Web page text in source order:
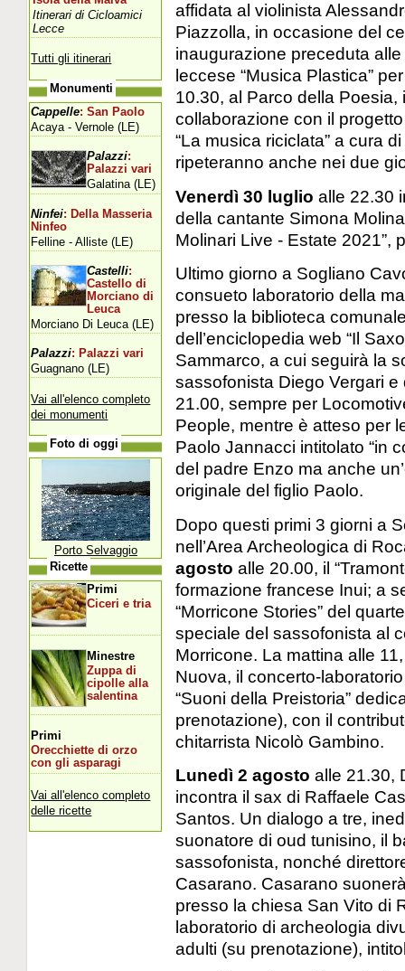
affidata al violinista
Piazzolla, in occasione del
inaugurazione preceduta
leccese “Musica Plastica”
10.30, al Parco della Poesia,
collaborazione con il
“La musica riciclata” a cura
ripeteranno anche nei due
Venerdì 30 luglio alle 22.30
della cantante Simona
Molinari Live - Estate 2021”,
Ultimo giorno a Sogliano
consueto laboratorio della
presso la biblioteca
dell’enciclopedia web “Il
Sammarco, a cui seguirà la
sassofonista Diego Vergari
21.00, sempre per
People, mentre è atteso per
Paolo Jannacci intitolato “in
del padre Enzo ma anche
originale del figlio Paolo.
Dopo questi primi 3 giorni a
nell’Area Archeologica di
agosto alle 20.00, il
formazione francese Inui; a
“Morricone Stories” del
speciale del sassofonista al
Morricone. La mattina alle
Nuova, il concerto-
“Suoni della Preistoria”
prenotazione), con il
chitarrista Nicolò Gambino.
Lunedì 2 agosto alle 21.30,
incontra il sax di Raffaele
Santos. Un dialogo a tre,
suonatore di oud tunisino, il
sassofonista, nonché
Casarano. Casarano
presso la chiesa San Vito di
laboratorio di archeologia
adulti (su prenotazione),
Itinerari di Cicloamici
Lecce
Tutti gli itinerari
Monumenti
Cappelle: San Paolo
Acaya - Vernole (LE)
Palazzi:
Palazzi vari
Galatina (LE)
Ninfei: Della Masseria
Ninfeo
Felline - Alliste (LE)
Castelli:
Castello di
Morciano di
Leuca
Morciano Di Leuca (LE)
Palazzi: Palazzi vari
Guagnano (LE)
Vai all'elenco completo
dei monumenti
Foto di oggi
Porto Selvaggio
Ricette
Primi
Ciceri e tria
Minestre
Zuppa di
cipolle alla
salentina
Primi
Orecchiette di orzo
con gli asparagi
Vai all'elenco completo
delle ricette